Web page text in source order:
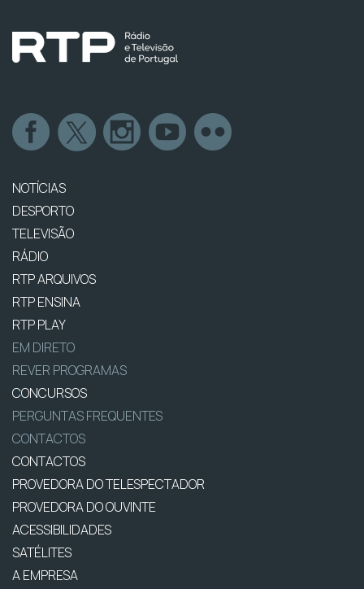
NOTÍCIAS
DESPORTO
TELEVISÃO
RÁDIO
RTP ARQUIVOS
RTP ENSINA
RTP PLAY
EM DIRETO
REVER PROGRAMAS
CONCURSOS
PERGUNTAS FREQUENTES
CONTACTOS
CONTACTOS
PROVEDORA DO TELESPECTADOR
PROVEDORA DO OUVINTE
ACESSIBILIDADES
SATÉLITES
A EMPRESA